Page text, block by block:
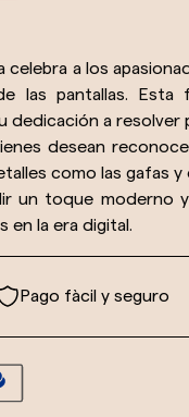
celebra a los
las pantallas.
dedicación a
desean
como las gafas
un toque moderno
en la era digital.
Pago fàcil y seguro